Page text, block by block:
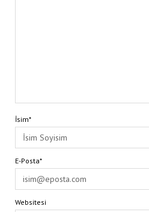
İsim*
E-Posta*
Websitesi